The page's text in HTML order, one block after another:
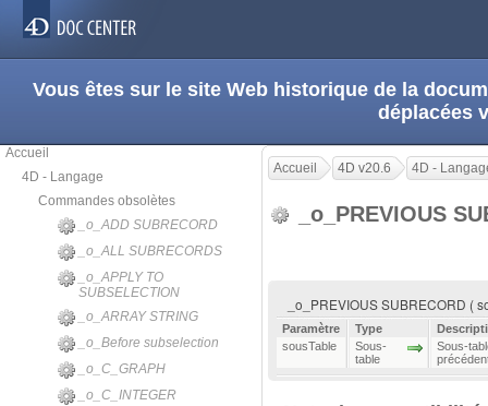
Vous êtes sur le site Web historique de la
déplacées
Accueil
4D - Langage
Commandes obsolètes
_o_ADD SUBRECORD
_o_ALL SUBRECORDS
_o_APPLY TO
SUBSELECTION
_o_ARRAY STRING
_o_Before subselection
_o_C_GRAPH
_o_C_INTEGER
Accueil 4D v20.6 4D -
_o_PREVIOUS
_o_PREVIOUS SUBRECORD (
Paramètre Type
sousTable
Sous-
table
Sous-